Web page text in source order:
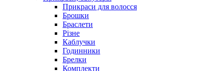
Прикраси для волосся
Брошки
Браслети
Різне
Каблучки
Годинники
Брелки
Комплекти